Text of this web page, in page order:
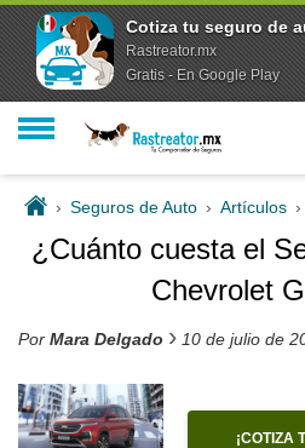
› Seguros de Auto › Artículos ›
¿Cuánto cuesta el
Chevrolet
Por Mara Delgado › 10 de julio de
¡COTIZA
Cotiza tu seguro de
Rastreator.mx
Gratis - En Google Play